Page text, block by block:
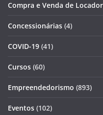
Compra e Venda de
Concessionárias (4)
COVID-19 (41)
Cursos (60)
Empreendedorismo (893)
Eventos (102)